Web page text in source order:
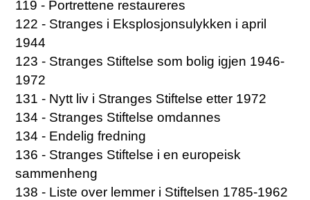
119 - Portrettene restaureres
122 - Stranges i Eksplosjonsulykken i april
1944
123 - Stranges Stiftelse som bolig igjen 1946-
1972
131 - Nytt liv i Stranges Stiftelse etter 1972
134 - Stranges Stiftelse omdannes
134 - Endelig fredning
136 - Stranges Stiftelse i en europeisk
sammenheng
138 - Liste over lemmer i Stiftelsen 1785-1962